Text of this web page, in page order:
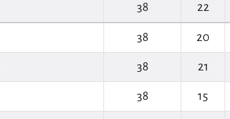
38 22
38 20
38 21
38 15